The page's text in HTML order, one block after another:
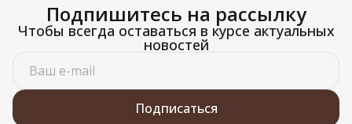
Подпишитесь на рассылку
Чтобы всегда оставаться в курсе актуальных
новостей
Подписаться